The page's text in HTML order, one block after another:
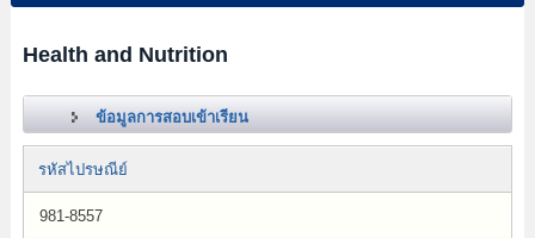
Health and Nutrition
ข้อมูลการสอบเข้าเรียน
รหัสไปรษณีย์
981-8557